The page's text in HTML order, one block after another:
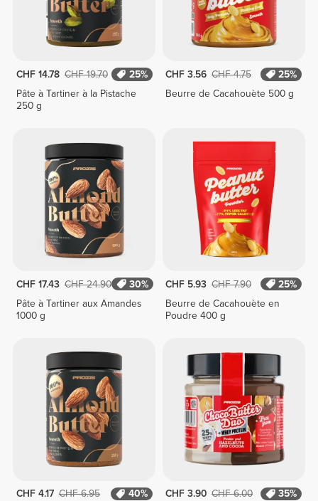
CHF 14.78 CHF 19.70
25%
Pâte à Tartiner à la Pistache
250 g
CHF 3.56 CHF 4.75
25%
Beurre de Cacahouète 500 g
CHF 17.43 CHF 24.90
30%
Pâte à Tartiner aux Amandes
1000 g
CHF 5.93 CHF 7.90
25%
Beurre de Cacahouète en
Poudre 400 g
CHF 4.17 CHF 6.95
40%
CHF 3.90 CHF 6.00
35%